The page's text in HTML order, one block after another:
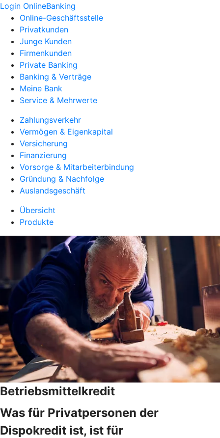
Login OnlineBanking
Online-Geschäftsstelle
Privatkunden
Junge Kunden
Firmenkunden
Private Banking
Banking & Verträge
Meine Bank
Service & Mehrwerte
Zahlungsverkehr
Vermögen & Eigenkapital
Versicherung
Finanzierung
Vorsorge & Mitarbeiterbindung
Gründung & Nachfolge
Auslandsgeschäft
Übersicht
Produkte
Betriebsmittelkredit
Was für Privatpersonen der
Dispokredit ist, ist für